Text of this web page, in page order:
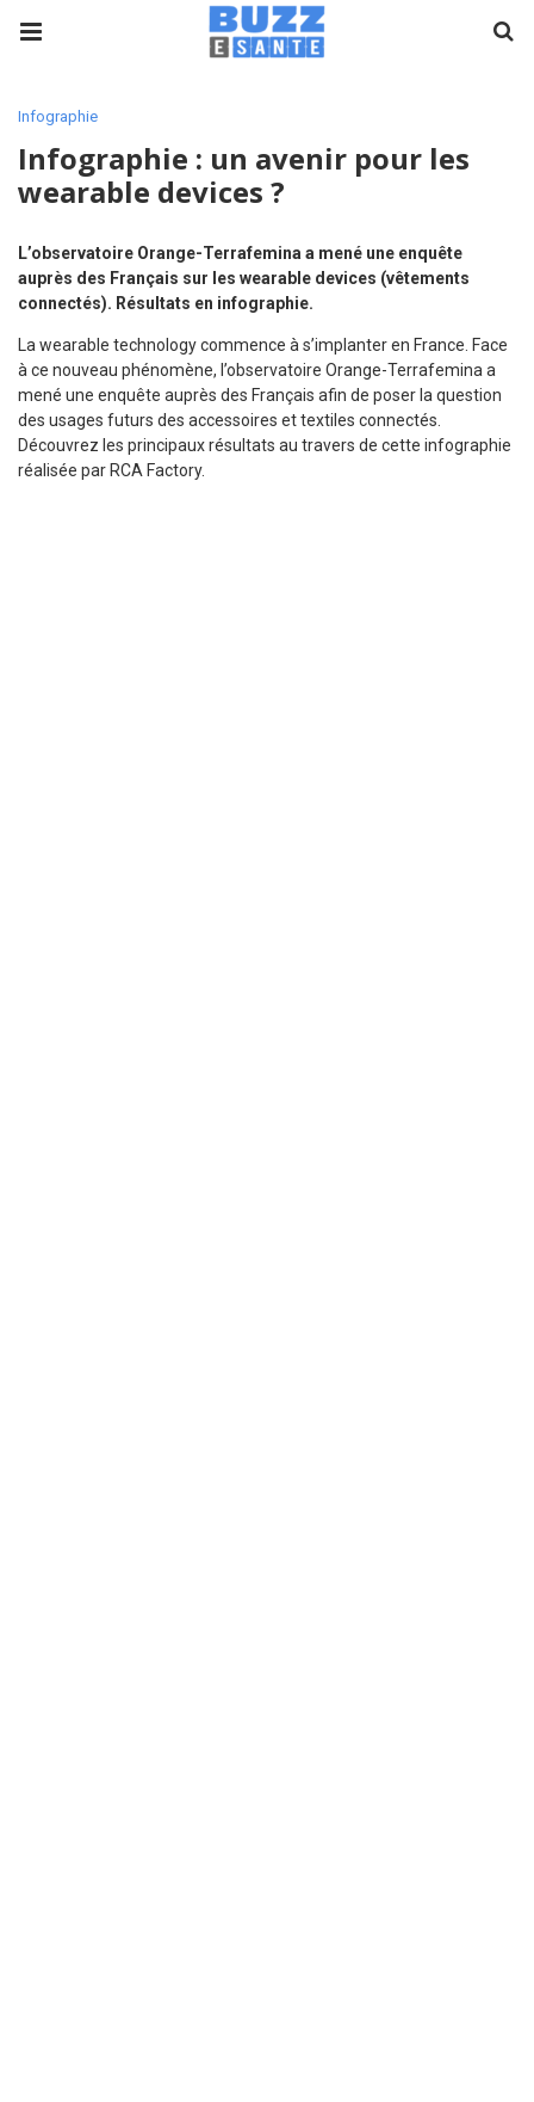
Infographie
Infographie : un avenir pour les
wearable devices ?
L’observatoire Orange-Terrafemina a mené une enquête
auprès des Français sur les wearable devices (vêtements
connectés). Résultats en infographie.
La wearable technology commence à s’implanter en France. Face
à ce nouveau phénomène, l’observatoire Orange-Terrafemina a
mené une enquête auprès des Français afin de poser la question
des usages futurs des accessoires et textiles connectés.
Découvrez les principaux résultats au travers de cette infographie
réalisée par RCA Factory.